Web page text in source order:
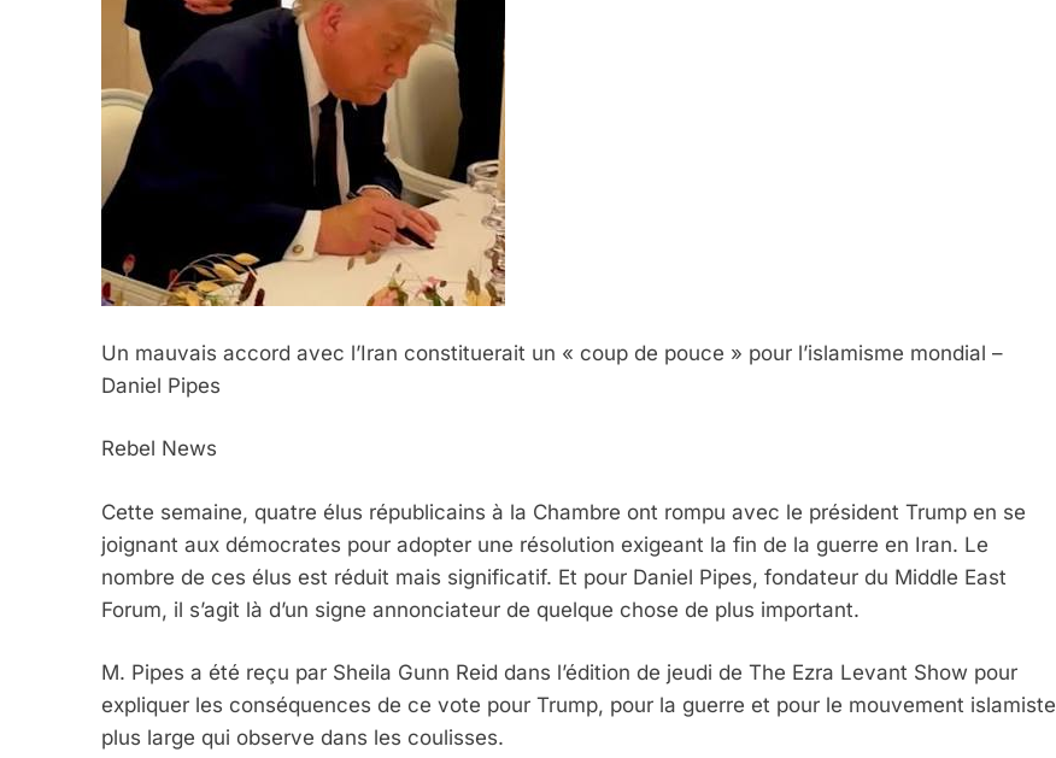
Un mauvais accord avec l’Iran constituerait un « coup de pouce » pour l’islamisme mondial –
Daniel Pipes
Rebel News
Cette semaine, quatre élus républicains à la Chambre ont rompu avec le président Trump en se
joignant aux démocrates pour adopter une résolution exigeant la fin de la guerre en Iran. Le
nombre de ces élus est réduit mais significatif. Et pour Daniel Pipes, fondateur du Middle East
Forum, il s’agit là d’un signe annonciateur de quelque chose de plus important.
M. Pipes a été reçu par Sheila Gunn Reid dans l’édition de jeudi de The Ezra Levant Show pour
expliquer les conséquences de ce vote pour Trump, pour la guerre et pour le mouvement islamiste
plus large qui observe dans les coulisses.